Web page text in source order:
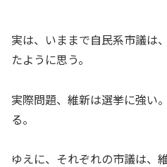
実は、いままで自民系市議は
たように思う。
実際問題、維新は選挙に強い
る。
ゆえに、それぞれの市議は、